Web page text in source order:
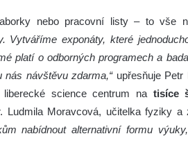
nebo pracovní listy – to vše
Vytváříme exponáty, které
platí o odborných programech a
návštěvu zdarma,“upřesňuje Petr
science centrum na tisíce
Ludmila Moravcová, učitelka fyziky
nabídnout alternativní formu